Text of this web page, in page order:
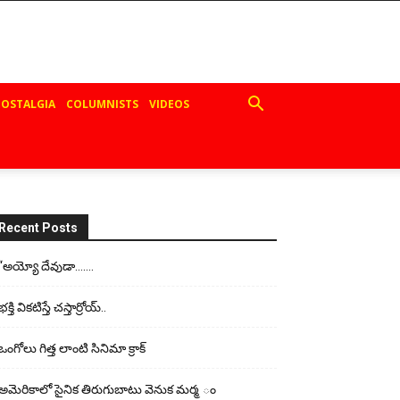
COLUMNISTS VIDEOS
Recent Posts
దేవుడా…….
విక‌టిస్తే చ‌స్తార్రోయ్‌..
గిత్త లాంటి సినిమా క్రాక్
సైనిక తిరుగుబాటు వెనుక మర్మ ం